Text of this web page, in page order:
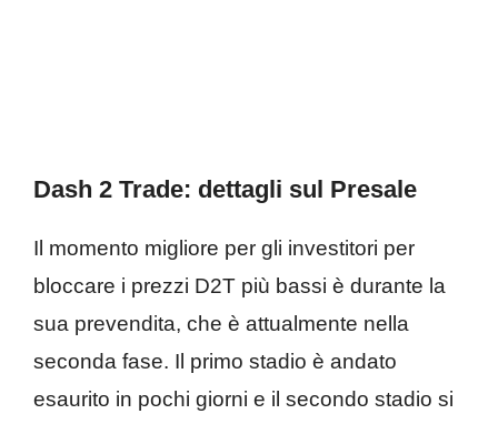
Dash 2 Trade: dettagli sul Presale
Il momento migliore per gli investitori per
bloccare i prezzi D2T più bassi è durante la
sua prevendita, che è attualmente nella
seconda fase. Il primo stadio è andato
esaurito in pochi giorni e il secondo stadio si